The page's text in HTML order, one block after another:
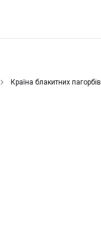
Країна блакитних пагорбів